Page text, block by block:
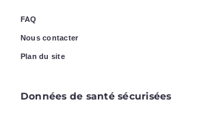
FAQ
Nous contacter
Plan du site
Données de santé sécurisées